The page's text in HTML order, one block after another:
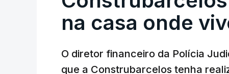
na casa onde
O diretor financeiro da Polícia
que a Construbarcelos tenha